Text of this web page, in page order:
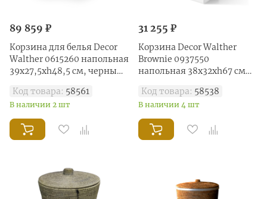
89 859 ₽
Корзина для белья Decor
Walther 0615260 напольная
39x27,5xh48,5 см, черный
Код товара: 58561
В наличии 2 шт
31 255 ₽
Корзина Decor Walther
Brownie 0937550
напольная 38х32хh67 см
белый
Код товара: 58538
В наличии 4 шт